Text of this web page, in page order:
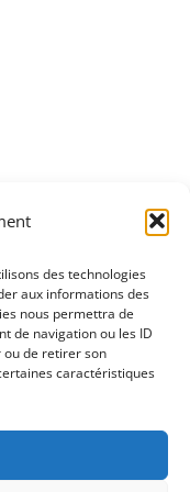
des technologies
aux informations des
nous permettra de
de navigation ou les ID
ou de retirer son
caractéristiques